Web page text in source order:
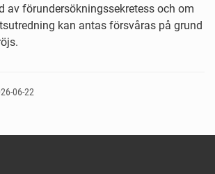
av förundersökningssekretess och om
kan antas försvåras på grund
06-22